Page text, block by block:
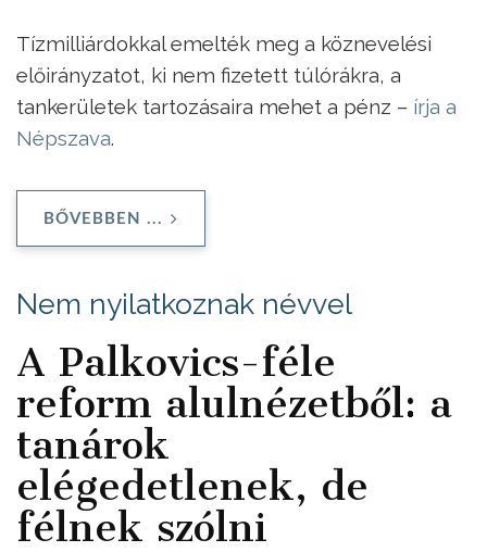
Tízmilliárdokkal emelték meg a köznevelési
előirányzatot, ki nem fizetett túlórákra, a
tankerületek tartozásaira mehet a pénz – írja a
Népszava.
BŐVEBBEN ...
Nem nyilatkoznak névvel
A Palkovics-féle
reform alulnézetből: a
tanárok
elégedetlenek, de
félnek szólni